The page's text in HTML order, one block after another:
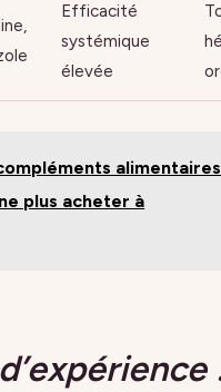
Efficacité
systémique
élevée
plus acheter à